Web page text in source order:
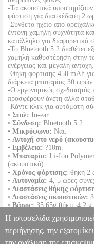
-Τα ακουστικά
φόρτιση για διασκέδαση 2
-Σύνθετο ηχείο από
έντονη χαμηλή συχνότητα
κατάλληλο για διαφορετικά
-Το Bluetooth 5.2 διαθέτει
χαμηλή καθυστέρηση στην
ενέργειας και μεγάλη αντοχή.
-Θήκη φόρτισης 450 mAh
διάρκεια μπαταρίας 30 ωρών.
-Ο εργονομικός σχεδιασμός
προσφέρουν άνετη αλλά
-Κάντε κλικ για αυτόματη
• Στυλ: In-ear.
• Σύνδεση: Bluetooth 5.2.
• Μικρόφωνο: Ναι.
• Αντοχή στο νερό
• Εμβέλεια: ?10m.
• Μπαταρία: Li-Ion
(ακουστικό).
• Χρόνος φόρτισης: θήκη 2
• Αυτονομία: 4, 5 ώρες
• Διαστάσεις θήκης
• Διαστάσεις ακουστικών:
•Βάρος:35.65g θήκη, 4.2 g
•
Χρώμα: Λευκό.
• Εγγύηση:2 χρόνια.DOA 7
Η ιστοσελίδα
περιήγησης, την